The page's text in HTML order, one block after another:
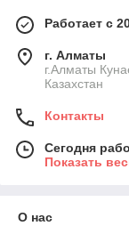
Работает с
г. Алматы
г.Алматы
Казахстан
Контакты
Сегодня
Показать
О нас